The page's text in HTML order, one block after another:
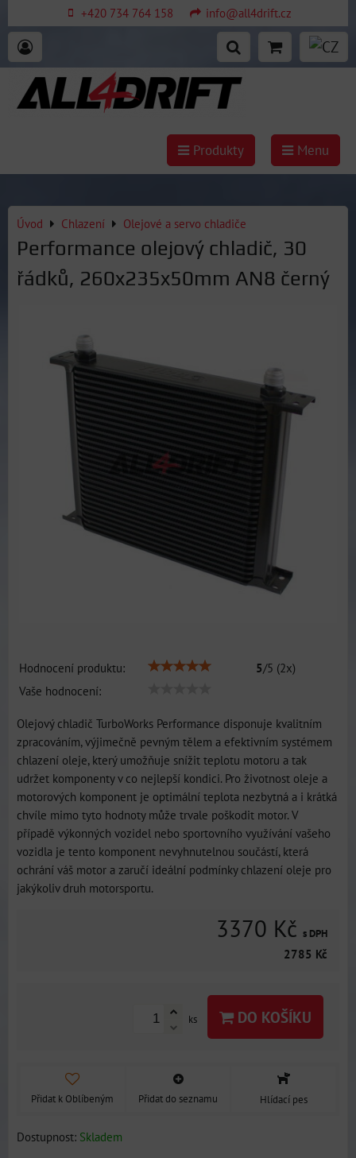
+420 734 764 158 info@all4drift.cz
Produkty Menu
Úvod Chlazení Olejové a servo chladiče
Performance olejový chladič, 30
řádků, 260x235x50mm AN8 černý
Hodnocení produktu: 5/5 (2x)
Vaše hodnocení:
Olejový chladič TurboWorks Performance disponuje kvalitním
zpracováním, výjimečně pevným tělem a efektivním systémem
chlazení oleje, který umožňuje snížit teplotu motoru a tak
udržet komponenty v co nejlepší kondici. Pro životnost oleje a
motorových komponent je optimální teplota nezbytná a i krátká
chvíle mimo tyto hodnoty může trvale poškodit motor. V
případě výkonných vozidel nebo sportovního využívání vašeho
vozidla je tento komponent nevyhnutelnou součástí, která
ochrání váš motor a zaručí ideální podmínky chlazení oleje pro
jakýkoliv druh motorsportu.
3370 Kč s DPH
2785 Kč
ks DO KOŠÍKU
Přidat k Oblíbeným Přidat do seznamu Hlídací pes
Dostupnost: Skladem